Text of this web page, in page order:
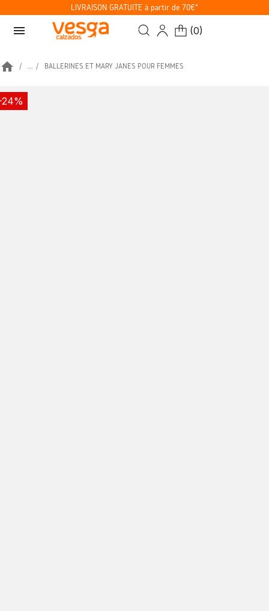
LIVRAISON GRATUITE à partir de 70€*
menu (0)
home ... BALLERINES ET MARY JANES POUR FEMMES